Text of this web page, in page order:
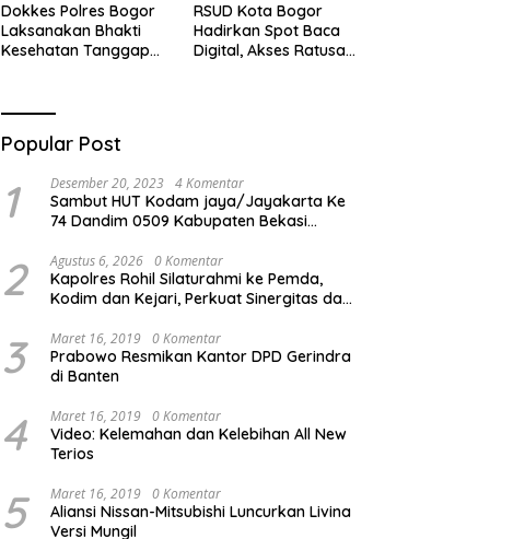
Dokkes Polres Bogor
Laksanakan Bhakti
Kesehatan Tanggap
RSUD Kota Bogor
Hadirkan Spot Baca
Digital, Akses Ratusan
Popular Post
1 Desember 20, 2023 4 Komentar
Sambut HUT Kodam jaya/Jayakarta Ke
74 Dandim 0509 Kabupaten Bekasi
Yatim-Piatu
2 Agustus 6, 2026 0 Komentar
Kapolres Rohil Silaturahmi ke Pemda,
Kodim dan Kejari, Perkuat Sinergitas dan
3 Maret 16, 2019 0 Komentar
Prabowo Resmikan Kantor DPD Gerindra
di Banten
4 Maret 16, 2019 0 Komentar
Video: Kelemahan dan Kelebihan All New
Terios
5 Maret 16, 2019 0 Komentar
Aliansi Nissan-Mitsubishi Luncurkan Livina
Versi Mungil